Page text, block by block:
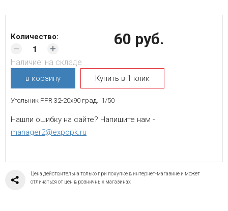
60 руб.
Количество:
Наличие: на складе
в корзину Купить в 1 клик
Угольник PPR 32-20х90 град. 1/50
Нашли ошибку на сайте? Напишите нам -
manager2@expopk.ru
Цена действительна только при покупке в интернет-магазине и может
отличаться от цен в розничных магазинах